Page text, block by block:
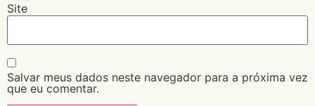
Site
Salvar meus dados neste navegador para a próxima vez
que eu comentar.